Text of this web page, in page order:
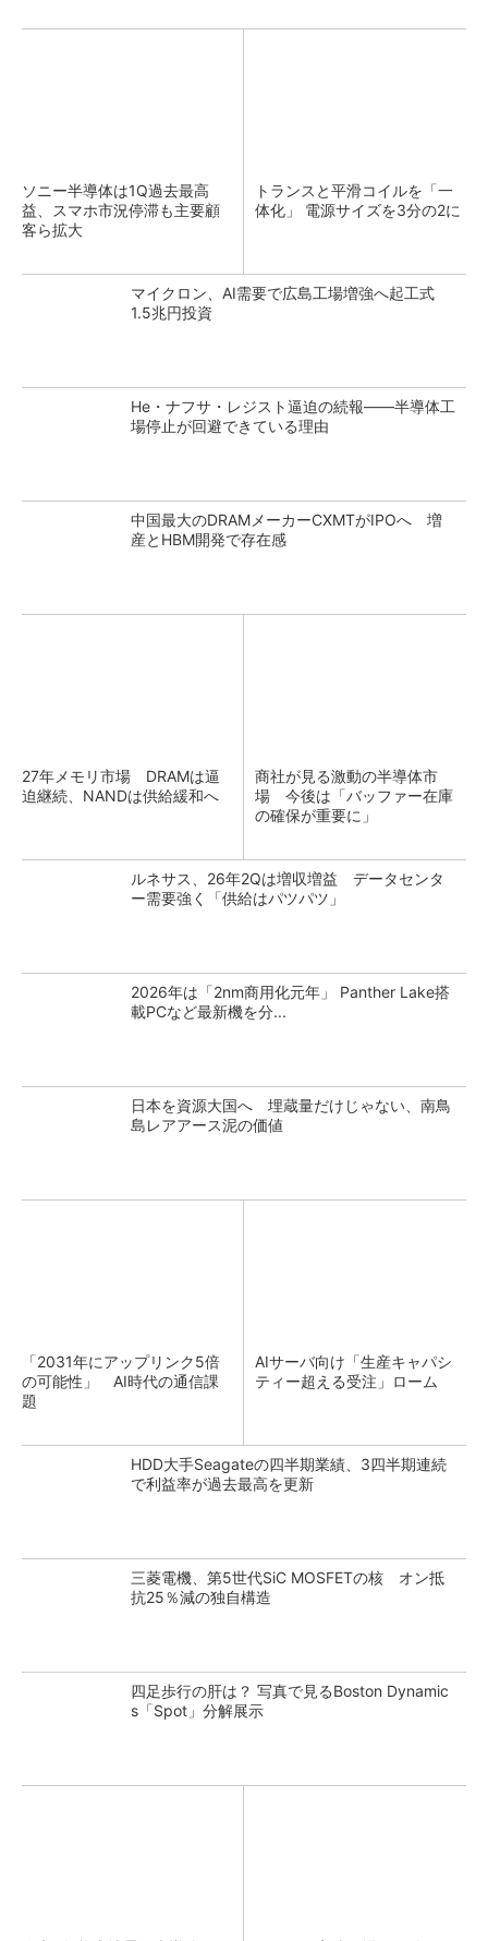
ソニー半導体は1Q過去最高
益、スマホ市況停滞も主要顧
客ら拡大
トランスと平滑コイルを「一
体化」 電源サイズを3分の2に
マイクロン、AI需要で広島工場増強へ起工式
1.5兆円投資
He・ナフサ・レジスト逼迫の続報――半導体工
場停止が回避できている理由
中国最大のDRAMメーカーCXMTがIPOへ 増
産とHBM開発で存在感
27年メモリ市場 DRAMは逼
迫継続、NANDは供給緩和へ
商社が見る激動の半導体市
場 今後は「バッファー在庫
の確保が重要に」
ルネサス、26年2Qは増収増益 データセンタ
ー需要強く「供給はパツパツ」
2026年は「2nm商用化元年」 Panther Lake搭
載PCなど最新機を分...
日本を資源大国へ 埋蔵量だけじゃない、南鳥
島レアアース泥の価値
「2031年にアップリンク5倍
の可能性」 AI時代の通信課
題
AIサーバ向け「生産キャパシ
ティー超える受注」ローム
HDD大手Seagateの四半期業績、3四半期連続
で利益率が過去最高を更新
三菱電機、第5世代SiC MOSFETの核 オン抵
抗25％減の独自構造
四足歩行の肝は？ 写真で見るBoston Dynamic
s「Spot」分解展示